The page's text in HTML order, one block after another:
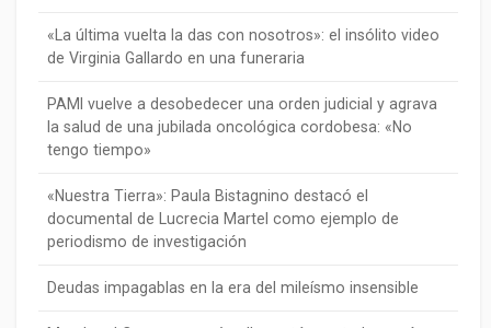
«La última vuelta la das con nosotros»: el insólito video
de Virginia Gallardo en una funeraria
PAMI vuelve a desobedecer una orden judicial y agrava
la salud de una jubilada oncológica cordobesa: «No
tengo tiempo»
«Nuestra Tierra»: Paula Bistagnino destacó el
documental de Lucrecia Martel como ejemplo de
periodismo de investigación
Deudas impagablas en la era del mileísmo insensible